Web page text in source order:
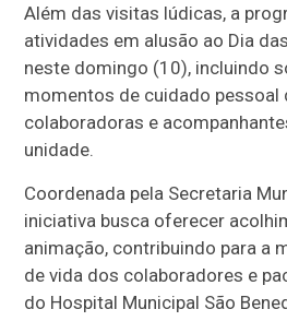
Além das visitas lúdicas, a
atividades em alusão ao Dia
neste domingo (10), incluindo
momentos de cuidado pessoal
colaboradoras e
unidade.
Coordenada pela Secretaria
iniciativa busca oferecer
animação, contribuindo para a
de vida dos colaboradores e
do Hospital Municipal São